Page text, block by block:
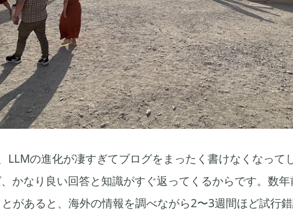
LLMの進化が凄すぎてブログをまったく書けなくなって
かなり良い回答と知識がすぐ返ってくるからです。数
があると、海外の情報を調べながら2〜3週間ほど試行錯